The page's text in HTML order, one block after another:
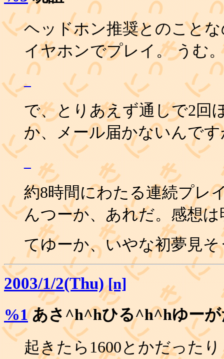
ヘッドホン推奨とのこと
イヤホンでプレイ。 うむ
_
で、とりあえず通しで2回
か、メール届かないんで
約8時間にわたる連続プレ
んつーか、あれだ。感想
てゆーか、いやな初夢見
2003/1/2(Thu) [n]
%1あさ^h^hひる^h^hゆーが
起きたら1600とかだった